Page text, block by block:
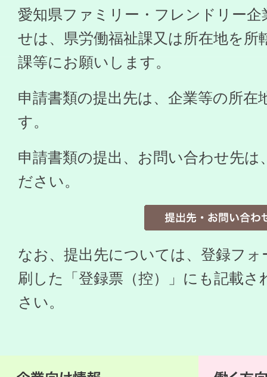
愛知県ファミリー・フレンドリー
せは、県労働福祉課又は所在地を所
課等にお願いします。
申請書類の提出先は、企業等の所
す。
申請書類の提出、お問い合わせ先
ださい。
なお、提出先については、登録フ
刷した「登録票（控）」にも記載
さい。